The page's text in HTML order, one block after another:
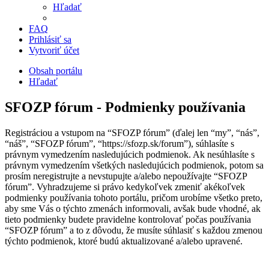
Hľadať
FAQ
Prihlásiť sa
Vytvoriť účet
Obsah portálu
Hľadať
SFOZP fórum - Podmienky používania
Registráciou a vstupom na “SFOZP fórum” (ďalej len “my”, “nás”,
“náš”, “SFOZP fórum”, “https://sfozp.sk/forum”), súhlasíte s
právnym vymedzením nasledujúcich podmienok. Ak nesúhlasíte s
právnym vymedzením všetkých nasledujúcich podmienok, potom sa
prosím neregistrujte a nevstupujte a/alebo nepoužívajte “SFOZP
fórum”. Vyhradzujeme si právo kedykoľvek zmeniť akékoľvek
podmienky používania tohoto portálu, pričom urobíme všetko preto,
aby sme Vás o týchto zmenách informovali, avšak bude vhodné, ak
tieto podmienky budete pravidelne kontrolovať počas používania
“SFOZP fórum” a to z dôvodu, že musíte súhlasiť s každou zmenou
týchto podmienok, ktoré budú aktualizované a/alebo upravené.